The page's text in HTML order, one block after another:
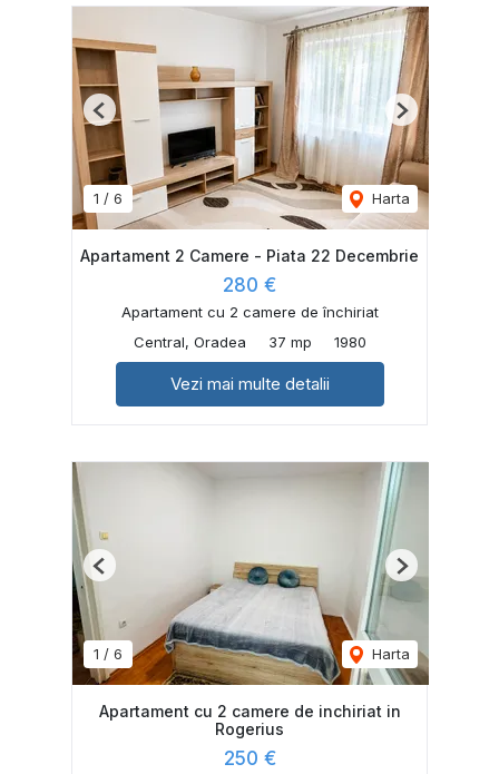
1 / 6 Harta
Previous Next
Apartament 2 Camere - Piata 22 Decembrie
280 €
Apartament cu 2 camere de închiriat
Central, Oradea
37 mp 1980
Vezi mai multe detalii
1 / 6 Harta
Previous Next
Apartament cu 2 camere de inchiriat in
Rogerius
250 €